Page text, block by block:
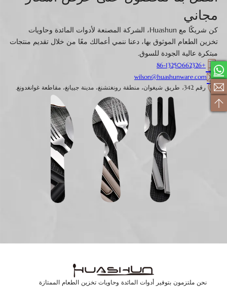
مجاني
كن شريكًا مع Huashun، الشركة المصنعة لأدوات المائدة وحاويات
تخزين الطعام الموثوق بها، دعنا ننمي أعمالك معًا من خلال تقديم منتجات
مبتكرة عالية الجودة للسوق.
+86-13250662326
wilson@huashunware.com
رقم 342، طريق شيغوان، منطقة رونغتشنغ، مدينة جييانغ، مقاطعة غوانغدونغ.
نحن ملتزمون بتوفير أدوات المائدة وحاويات تخزين الطعام الممتازة